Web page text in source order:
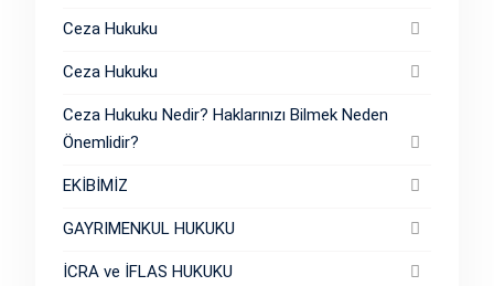
Ceza Hukuku
Ceza Hukuku
Ceza Hukuku Nedir? Haklarınızı Bilmek Neden
Önemlidir?
EKİBİMİZ
GAYRIMENKUL HUKUKU
İCRA ve İFLAS HUKUKU